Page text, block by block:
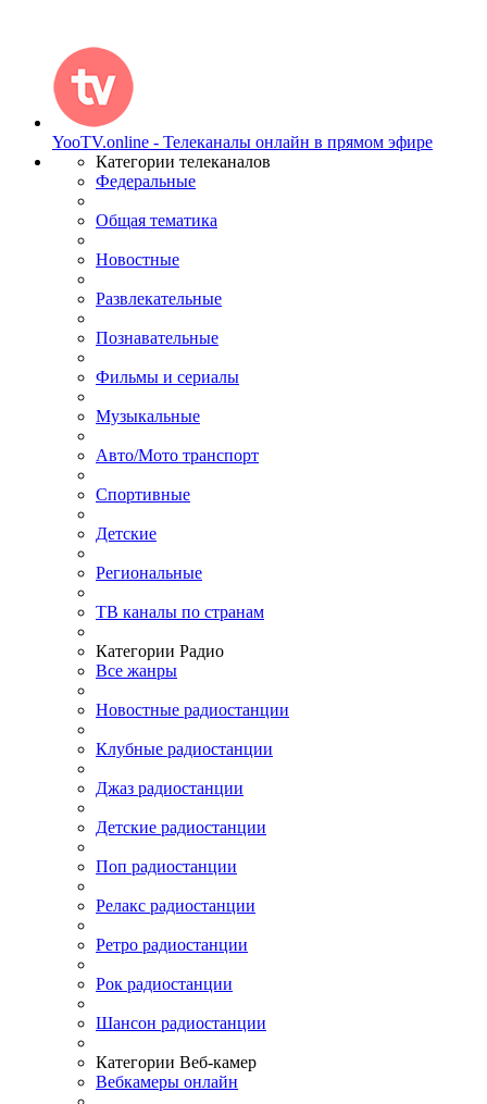
YooTV.online - Телеканалы онлайн в прямом эфире
Категории телеканалов
Федеральные
Общая тематика
Новостные
Развлекательные
Познавательные
Фильмы и сериалы
Музыкальные
Авто/Мото транспорт
Спортивные
Детские
Региональные
ТВ каналы по странам
Категории Радио
Все жанры
Новостные радиостанции
Клубные радиостанции
Джаз радиостанции
Детские радиостанции
Поп радиостанции
Релакс радиостанции
Ретро радиостанции
Рок радиостанции
Шансон радиостанции
Категории Веб-камер
Вебкамеры онлайн